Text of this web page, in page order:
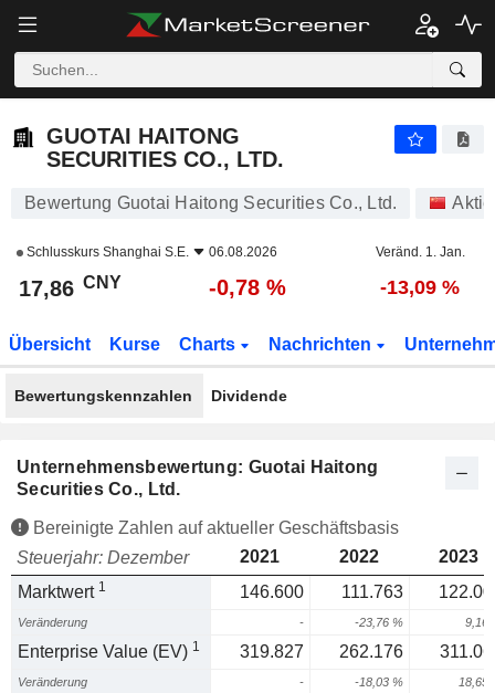
GUOTAI HAITONG
SECURITIES CO., LTD.
Bewertung Guotai Haitong Securities Co., Ltd.
Schlusskurs Shanghai S.E. 06.08.2026 Veränd. 1. Jan.
17,86 CNY -0,78 % -13,09 %
Übersicht Kurse Charts Nachrichten
Bewertungskennzahlen Dividende
Unternehmensbewertung: Guotai Haitong
Securities Co., Ltd.
Bereinigte Zahlen auf aktueller Geschäftsbasis
Steuerjahr: Dezember
2021 2022
2023
Marktwert 1 146.600 111.763
Veränderung - -23,76 % 9,16
Enterprise Value (EV) 1 319.827 262.176
Veränderung - -18,03 % 18,65